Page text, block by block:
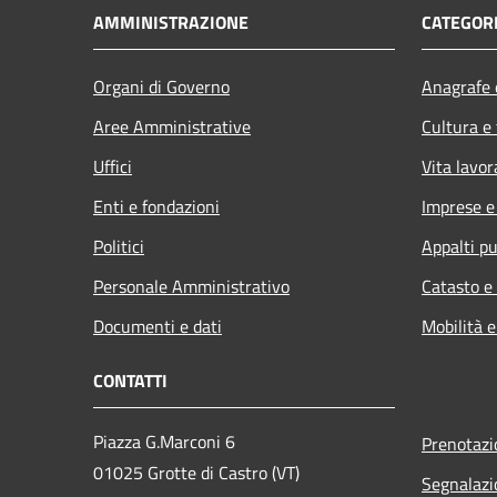
AMMINISTRAZIONE
Organi di Governo
Aree Amministrative
Uffici
Enti e fondazioni
Politici
Personale Amministrativo
Documenti e dati
Cultura
Vita
Imprese
Appalti
Catasto
Mobilità
CONTATTI
Piazza G.Marconi 6
01025 Grotte di Castro (VT)